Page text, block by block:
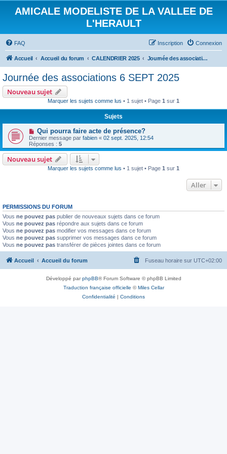
AMICALE MODELISTE DE LA VALLEE DE
L'HERAULT
FAQ Connexion
Inscription
Accueil Accueil du forum CALENDRIER 2025 Journée des associations 6 SEPT 2025
Journée des associations 6 SEPT 2025
Nouveau sujet
Marquer les sujets comme lus • 1 sujet • Page 1 sur 1
Sujets
Qui pourra faire acte de présence?
Dernier message par fabien « 02 sept. 2025, 12:54
Réponses : 5
Nouveau sujet
Marquer les sujets comme lus • 1 sujet • Page 1 sur 1
Aller
PERMISSIONS DU FORUM
Vous ne pouvez pas publier de nouveaux sujets dans ce forum
Vous ne pouvez pas répondre aux sujets dans ce forum
Vous ne pouvez pas modifier vos messages dans ce forum
Vous ne pouvez pas supprimer vos messages dans ce forum
Vous ne pouvez pas transférer de pièces jointes dans ce forum
Accueil Accueil du forum Fuseau horaire sur UTC+02:00
Développé parphpBB® Forum Software © phpBB Limited
Traduction française officielle ©Miles Cellar
Confidentialité | Conditions